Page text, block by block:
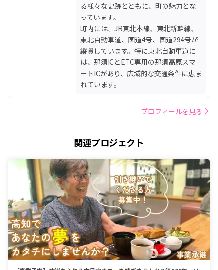
る様々な史跡とともに、町の魅力とな
っています。
町内には、JR東北本線、東北新幹線、
東北自動車道、国道4号、国道294号が
縦貫しています。特に東北自動車道に
は、那須ICとETC専用の那須高原スマ
ートICがあり、広域的な交通条件に恵ま
れています。
プロフィールを見る
関連プロジェクト